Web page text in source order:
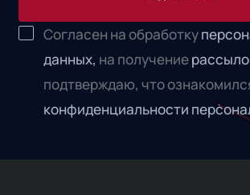
Согласен на обработку
данных, на получение
подтверждаю, что
конфиденциальности